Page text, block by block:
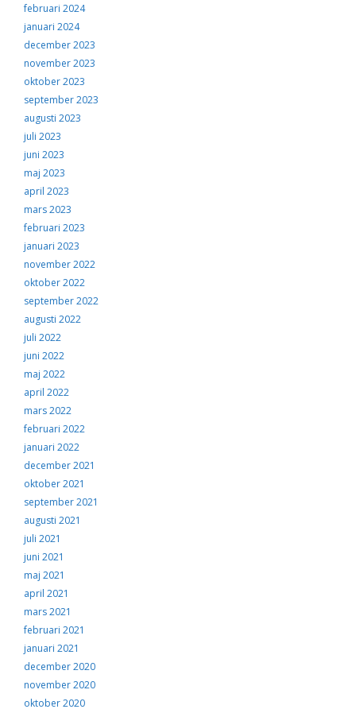
februari 2024
januari 2024
december 2023
november 2023
oktober 2023
september 2023
augusti 2023
juli 2023
juni 2023
maj 2023
april 2023
mars 2023
februari 2023
januari 2023
november 2022
oktober 2022
september 2022
augusti 2022
juli 2022
juni 2022
maj 2022
april 2022
mars 2022
februari 2022
januari 2022
december 2021
oktober 2021
september 2021
augusti 2021
juli 2021
juni 2021
maj 2021
april 2021
mars 2021
februari 2021
januari 2021
december 2020
november 2020
oktober 2020